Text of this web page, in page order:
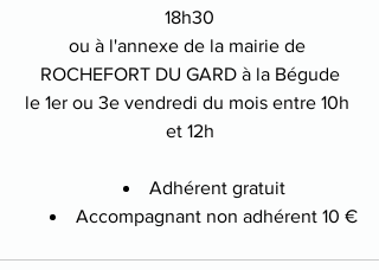
18h30
ou à l'annexe de la mairie de
ROCHEFORT DU GARD à la Bégude
le 1er ou 3e vendredi du mois entre 10h
et 12h
Adhérent gratuit
Accompagnant non adhérent 10 €